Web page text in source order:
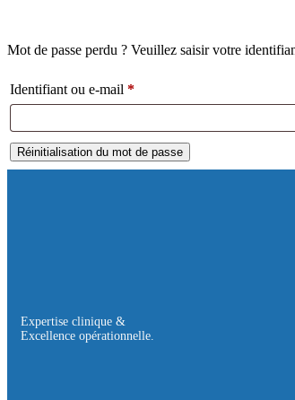
Mot de passe perdu ? Veuillez saisir votre
Identifiant ou e-mail *
Réinitialisation du mot de passe
Expertise clinique &
Excellence opérationnelle.